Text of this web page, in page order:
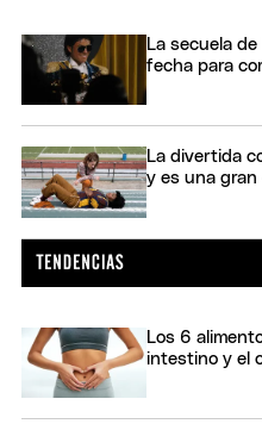
La secuela
fecha para
La divertida
y es una gran
Los 6
intestino y el